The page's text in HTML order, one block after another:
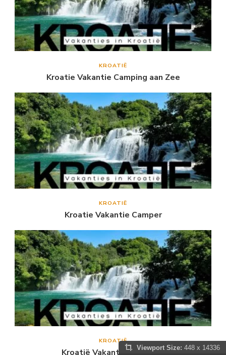
KROATIË
Kroatie Vakantie Camping aan Zee
KROATIË
Kroatie Vakantie Camper
KROATIË
Kroatië Vakantie Dalmatië
Viewport Size: 448 x 14336